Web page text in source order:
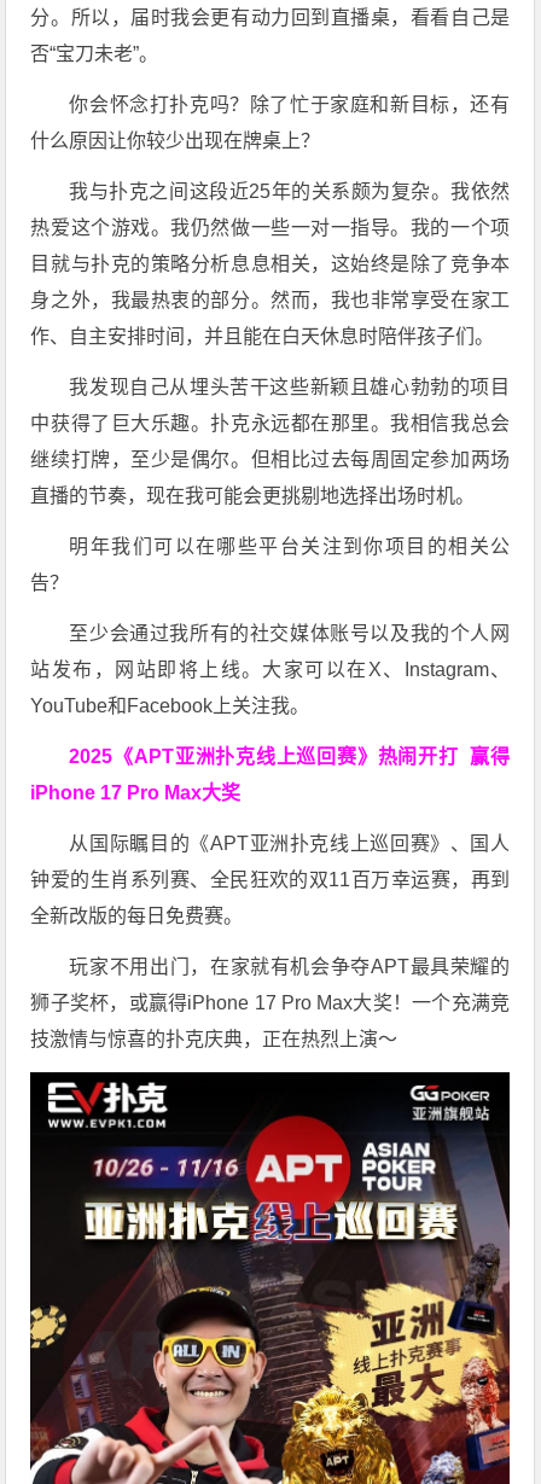
分。所以，届时我会更有动力回到直播桌，看看自己是
否“宝刀未老”。
你会怀念打扑克吗？除了忙于家庭和新目标，还有
什么原因让你较少出现在牌桌上？
我与扑克之间这段近25年的关系颇为复杂。我依然
热爱这个游戏。我仍然做一些一对一指导。我的一个项
目就与扑克的策略分析息息相关，这始终是除了竞争本
身之外，我最热衷的部分。然而，我也非常享受在家工
作、自主安排时间，并且能在白天休息时陪伴孩子们。
我发现自己从埋头苦干这些新颖且雄心勃勃的项目
中获得了巨大乐趣。扑克永远都在那里。我相信我总会
继续打牌，至少是偶尔。但相比过去每周固定参加两场
直播的节奏，现在我可能会更挑剔地选择出场时机。
明年我们可以在哪些平台关注到你项目的相关公
告？
至少会通过我所有的社交媒体账号以及我的个人网
站发布，网站即将上线。大家可以在X、Instagram、
YouTube和Facebook上关注我。
2025《APT亚洲扑克线上巡回赛》热闹开打 赢得
iPhone 17 Pro Max大奖
从国际瞩目的《APT亚洲扑克线上巡回赛》、国人
钟爱的生肖系列赛、全民狂欢的双11百万幸运赛，再到
全新改版的每日免费赛。
玩家不用出门，在家就有机会争夺APT最具荣耀的
狮子奖杯，或赢得iPhone 17 Pro Max大奖！一个充满竞
技激情与惊喜的扑克庆典，正在热烈上演～